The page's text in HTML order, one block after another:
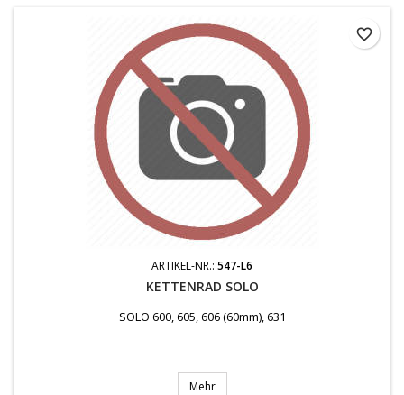
ARTIKEL-NR.: 547-L6
KETTENRAD SOLO
SOLO 600, 605, 606 (60mm), 631
Mehr
favorite_border